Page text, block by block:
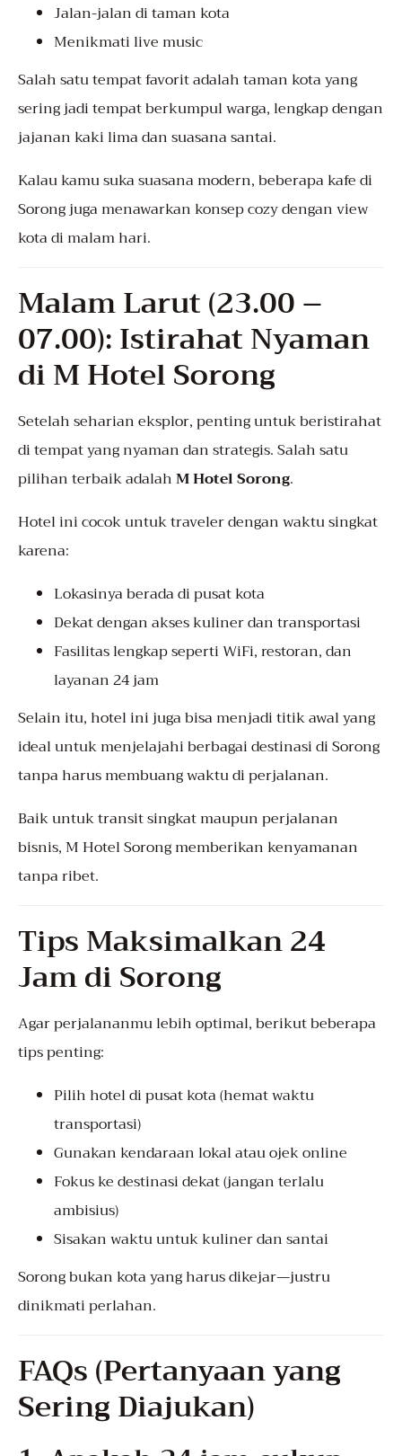
Jalan-jalan di taman kota
Menikmati live music
Salah satu tempat favorit adalah taman kota yang
sering jadi tempat berkumpul warga, lengkap dengan
jajanan kaki lima dan suasana santai.
Kalau kamu suka suasana modern, beberapa kafe di
Sorong juga menawarkan konsep cozy dengan view
kota di malam hari.
Malam Larut (23.00 –
07.00): Istirahat Nyaman
di M Hotel Sorong
Setelah seharian eksplor, penting untuk beristirahat
di tempat yang nyaman dan strategis. Salah satu
pilihan terbaik adalahM Hotel Sorong.
Hotel ini cocok untuk traveler dengan waktu singkat
karena:
Lokasinya berada di pusat kota
Dekat dengan akses kuliner dan transportasi
Fasilitas lengkap seperti WiFi, restoran, dan
layanan 24 jam
Selain itu, hotel ini juga bisa menjadi titik awal yang
ideal untuk menjelajahi berbagai destinasi di Sorong
tanpa harus membuang waktu di perjalanan.
Baik untuk transit singkat maupun perjalanan
bisnis, M Hotel Sorong memberikan kenyamanan
tanpa ribet.
Tips Maksimalkan 24
Jam di Sorong
Agar perjalananmu lebih optimal, berikut beberapa
tips penting:
Pilih hotel di pusat kota (hemat waktu
transportasi)
Gunakan kendaraan lokal atau ojek online
Fokus ke destinasi dekat (jangan terlalu
ambisius)
Sisakan waktu untuk kuliner dan santai
Sorong bukan kota yang harus dikejar—justru
dinikmati perlahan.
FAQs (Pertanyaan yang
Sering Diajukan)